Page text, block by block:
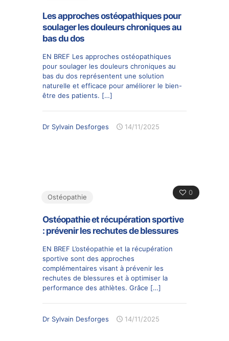
Les approches ostéopathiques pour
soulager les douleurs chroniques au
bas du dos
EN BREF Les approches ostéopathiques
pour soulager les douleurs chroniques au
bas du dos représentent une solution
naturelle et efficace pour améliorer le bien-
être des patients. […]
Dr Sylvain Desforges 14/11/2025
0
Ostéopathie
Ostéopathie et récupération sportive
: prévenir les rechutes de blessures
EN BREF L’ostéopathie et la récupération
sportive sont des approches
complémentaires visant à prévenir les
rechutes de blessures et à optimiser la
performance des athlètes. Grâce […]
Dr Sylvain Desforges 14/11/2025